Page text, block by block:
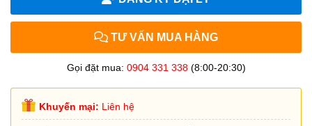
TƯ VẤN MUA HÀNG
Gọi đặt mua: 0904 331 338(8:00-20:30)
Khuyến mại: Liên hệ